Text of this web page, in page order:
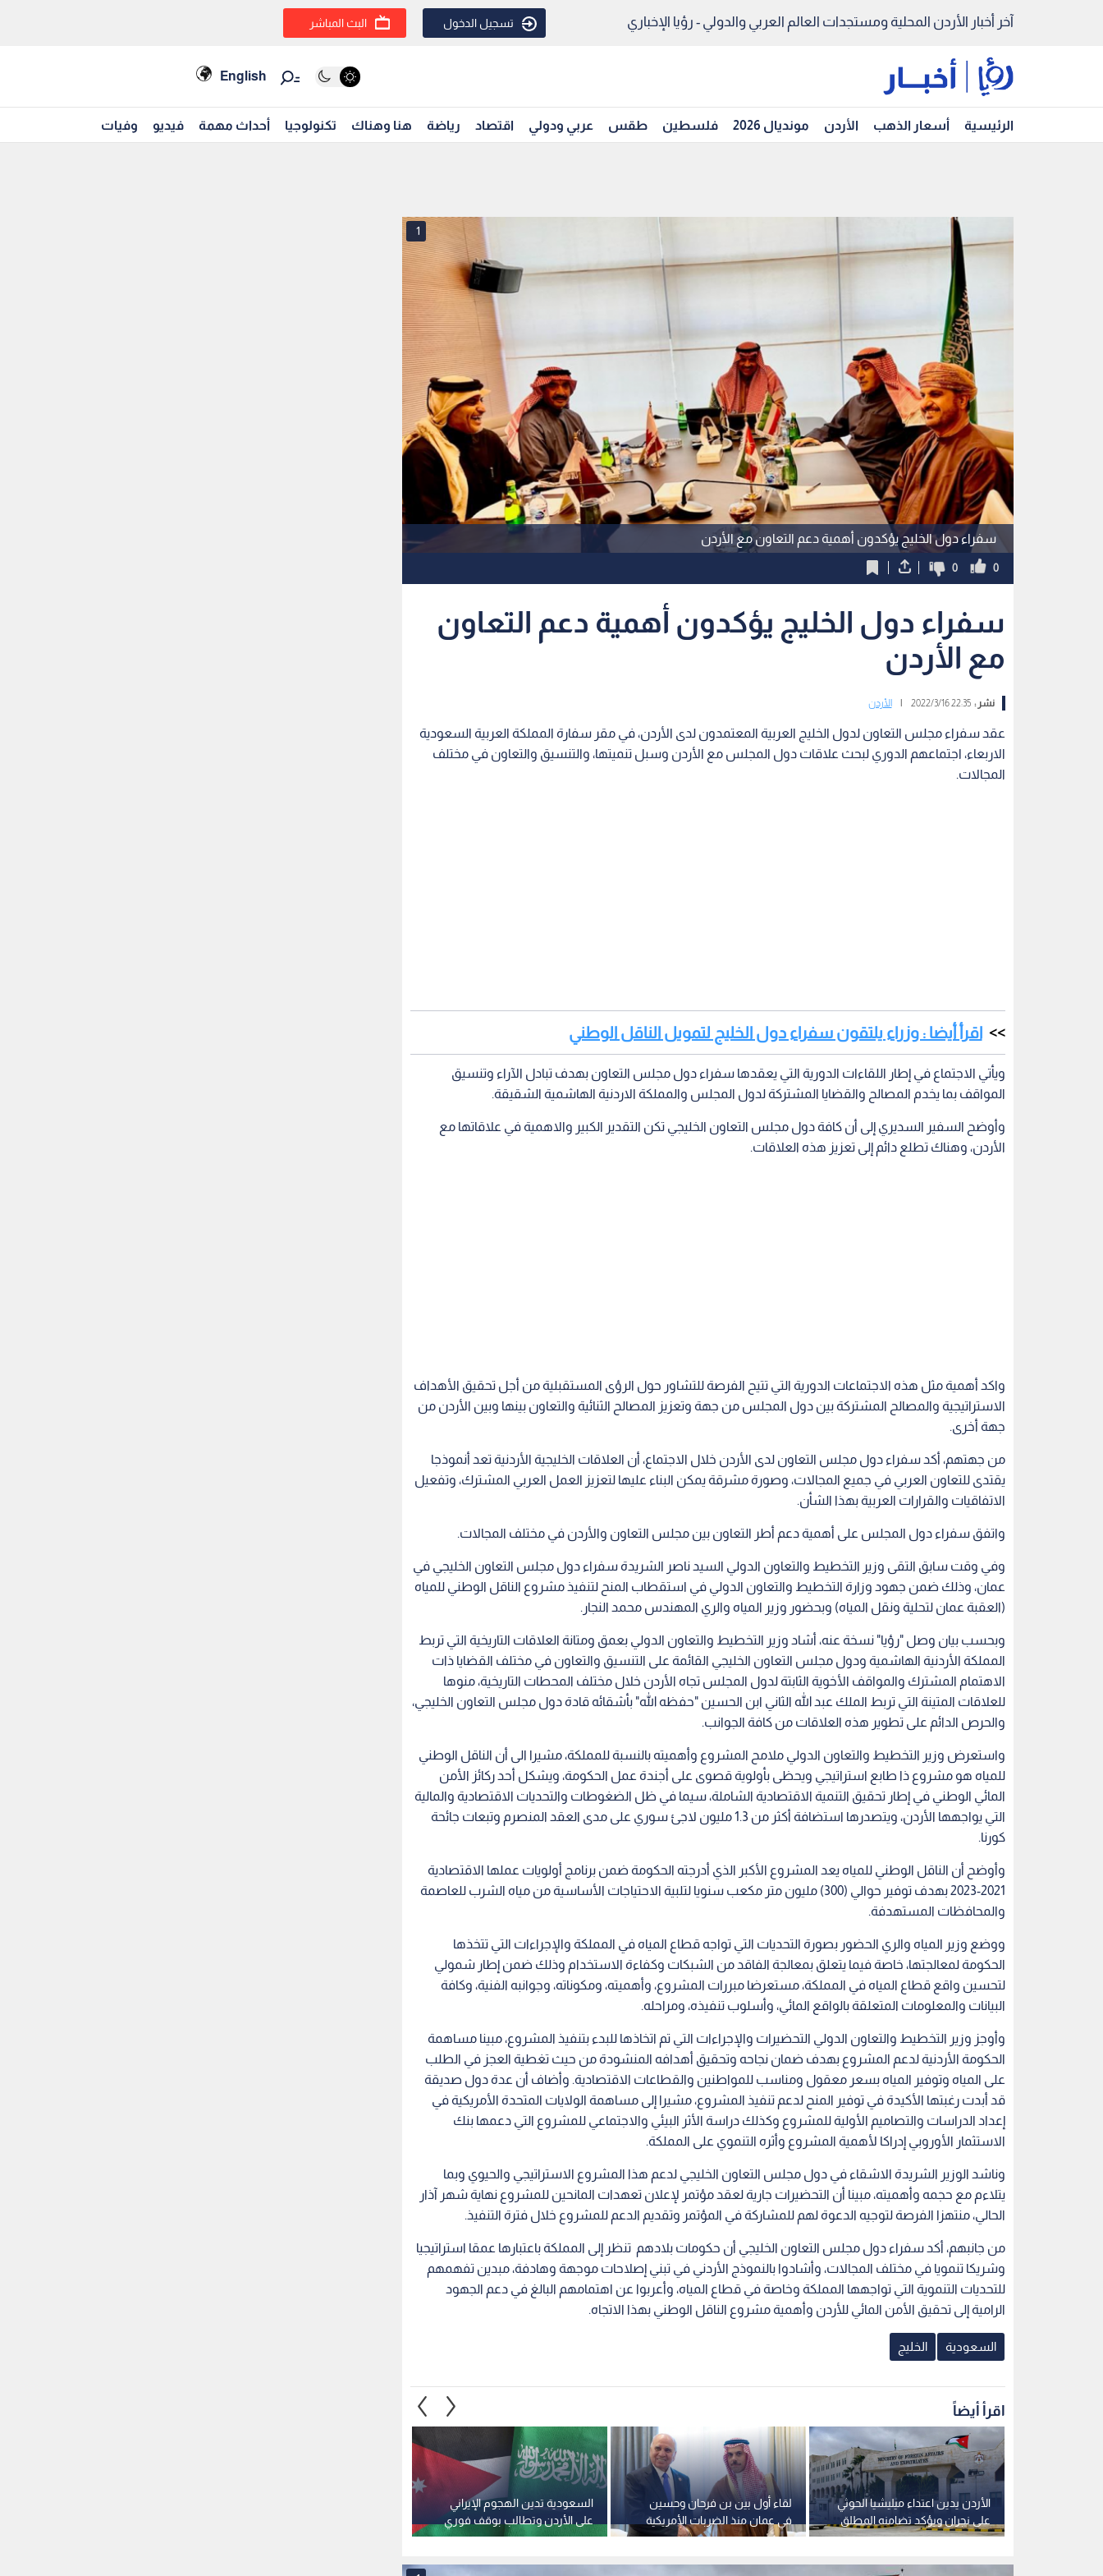
آخر أخبار الأردن المحلية ومستجدات العالم العربي والدولي - رؤيا الإخباري تسجيل الدخول البث المباشر
English
الرئيسية أسعار الذهب الأردن مونديال 2026 فلسطين طقس عربي ودولي اقتصاد رياضة هنا وهناك تكنولوجيا أحداث مهمة فيديو وفيات
سفراء دول الخليج يؤكدون أهمية دعم التعاون مع الأردن
1
0
0
سفراء دول الخليج يؤكدون أهمية دعم التعاون
مع الأردن
نشر :22:35 2022/3/16 الأردن
عقد سفراء مجلس التعاون لدول الخليج العربية المعتمدون لدى الأردن، في مقر سفارة المملكة العربية السعودية
الاربعاء، اجتماعهم الدوري لبحث علاقات دول المجلس مع الأردن وسبل تنميتها، والتنسيق والتعاون في مختلف
المجالات.
اقرأ أيضا : وزراء يلتقون سفراء دول الخليج لتمويل الناقل الوطني
ويأتي الاجتماع في إطار اللقاءات الدورية التي يعقدها سفراء دول مجلس التعاون بهدف تبادل الآراء وتنسيق
المواقف بما يخدم المصالح والقضايا المشتركة لدول المجلس والمملكة الاردنية الهاشمية الشقيقة.
وأوضح السفير السديري إلى أن كافة دول مجلس التعاون الخليجي تكن التقدير الكبير والاهمية في علاقاتها مع
الأردن، وهناك تطلع دائم إلى تعزيز هذه العلاقات.
واكد أهمية مثل هذه الاجتماعات الدورية التي تتيح الفرصة للتشاور حول الرؤى المستقبلية من أجل تحقيق الأهداف
الاستراتيجية والمصالح المشتركة بين دول المجلس من جهة وتعزيز المصالح الثنائية والتعاون بينها وبين الأردن من
جهة أخرى.
من جهتهم، أكد سفراء دول مجلس التعاون لدى الأردن خلال الاجتماع، أن العلاقات الخليجية الأردنية تعد أنموذجا
يقتدى للتعاون العربي في جميع المجالات، وصورة مشرقة يمكن البناء عليها لتعزيز العمل العربي المشترك، وتفعيل
الاتفاقيات والقرارات العربية بهذا الشأن.
واتفق سفراء دول المجلس على أهمية دعم أطر التعاون بين مجلس التعاون والأردن في مختلف المجالات.
وفي وقت سابق التقى وزير التخطيط والتعاون الدولي السيد ناصر الشريدة سفراء دول مجلس التعاون الخليجي في
عمان، وذلك ضمن جهود وزارة التخطيط والتعاون الدولي في استقطاب المنح لتنفيذ مشروع الناقل الوطني للمياه
(العقبة عمان لتحلية ونقل المياه) وبحضور وزير المياه والري المهندس محمد النجار.
وبحسب بيان وصل "رؤيا" نسخة عنه، أشاد وزير التخطيط والتعاون الدولي بعمق ومتانة العلاقات التاريخية التي تربط
المملكة الأردنية الهاشمية ودول مجلس التعاون الخليجي القائمة على التنسيق والتعاون في مختلف القضايا ذات
الاهتمام المشترك والمواقف الأخوية الثابتة لدول المجلس تجاه الأردن خلال مختلف المحطات التاريخية، منوها
للعلاقات المتينة التي تربط الملك عبد الله الثاني ابن الحسين "حفظه الله" بأشقائه قادة دول مجلس التعاون الخليجي،
والحرص الدائم على تطوير هذه العلاقات من كافة الجوانب.
واستعرض وزير التخطيط والتعاون الدولي ملامح المشروع وأهميته بالنسبة للمملكة، مشيرا الى أن الناقل الوطني
للمياه هو مشروع ذا طابع استراتيجي ويحظى بأولوية قصوى على أجندة عمل الحكومة، ويشكل أحد ركائز الأمن
المائي الوطني في إطار تحقيق التنمية الاقتصادية الشاملة، سيما في ظل الضغوطات والتحديات الاقتصادية والمالية
التي يواجهها الأردن، ويتصدرها استضافة أكثر من 1.3 مليون لاجئ سوري على مدى العقد المنصرم وتبعات جائحة
كورنا.
وأوضح أن الناقل الوطني للمياه يعد المشروع الأكبر الذي أدرجته الحكومة ضمن برنامج أولويات عملها الاقتصادية
2021-2023 بهدف توفير حوالي (300) مليون متر مكعب سنويا لتلبية الاحتياجات الأساسية من مياه الشرب للعاصمة
والمحافظات المستهدفة.
ووضع وزير المياه والري الحضور بصورة التحديات التي تواجه قطاع المياه في المملكة والإجراءات التي تتخذها
الحكومة لمعالجتها، خاصة فيما يتعلق بمعالجة الفاقد من الشبكات وكفاءة الاستخدام وذلك ضمن إطار شمولي
لتحسين واقع قطاع المياه في المملكة، مستعرضا مبررات المشروع، وأهميته، ومكوناته، وجوانبه الفنية، وكافة
البيانات والمعلومات المتعلقة بالواقع المائي، وأسلوب تنفيذه، ومراحله.
وأوجز وزير التخطيط والتعاون الدولي التحضيرات والإجراءات التي تم اتخاذها للبدء بتنفيذ المشروع، مبينا مساهمة
الحكومة الأردنية لدعم المشروع بهدف ضمان نجاحه وتحقيق أهدافه المنشودة من حيث تغطية العجز في الطلب
على المياه وتوفير المياه بسعر معقول ومناسب للمواطنين والقطاعات الاقتصادية. وأضاف أن عدة دول صديقة
قد أبدت رغبتها الأكيدة في توفير المنح لدعم تنفيذ المشروع، مشيرا إلى مساهمة الولايات المتحدة الأمريكية في
إعداد الدراسات والتصاميم الأولية للمشروع وكذلك دراسة الأثر البيئي والاجتماعي للمشروع التي دعمها بنك
الاستثمار الأوروبي إدراكا لأهمية المشروع وأثره التنموي على المملكة.
وناشد الوزير الشريدة الاشقاء في دول مجلس التعاون الخليجي لدعم هذا المشروع الاستراتيجي والحيوي وبما
يتلاءم مع حجمه وأهميته، مبينا أن التحضيرات جارية لعقد مؤتمر لإعلان تعهدات المانحين للمشروع نهاية شهر آذار
الحالي، منتهزا الفرصة لتوجيه الدعوة لهم للمشاركة في المؤتمر وتقديم الدعم للمشروع خلال فترة التنفيذ.
من جانبهم، أكد سفراء دول مجلس التعاون الخليجي أن حكومات بلادهم تنظر إلى المملكة باعتبارها عمقا استراتيجيا
وشريكا تنمويا في مختلف المجالات، وأشادوا بالنموذج الأردني في تبني إصلاحات موجهة وهادفة، مبدين تفهمهم
للتحديات التنموية التي تواجهها المملكة وخاصة في قطاع المياه، وأعربوا عن اهتمامهم البالغ في دعم الجهود
الرامية إلى تحقيق الأمن المائي للأردن وأهمية مشروع الناقل الوطني بهذا الاتجاه.
السعودية الخليج
اقرأ أيضاً
السعودية تدين الهجوم الإيراني
على الأردن وتطالب بوقف فوري
للهجمات
لقاء أول بين بن فرحان وحسين
في عمان منذ الضربات الأمريكية
السعودية على العراق
الأردن يدين اعتداء ميليشيا الحوثي
على نجران ويؤكد تضامنه المطلق
مع السعودية